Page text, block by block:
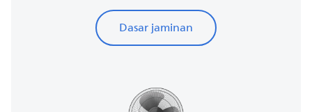
Dasar jaminan